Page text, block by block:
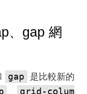
、gap 網
gap
是比較新的
、
grid-colum